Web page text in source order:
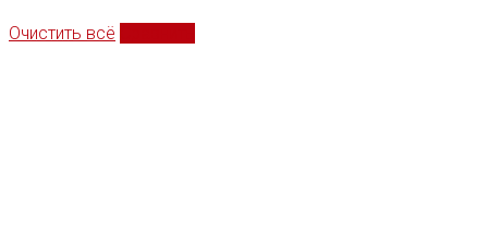
Очистить всё